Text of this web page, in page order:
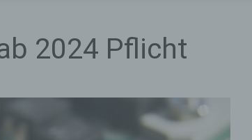
2024 Pflicht